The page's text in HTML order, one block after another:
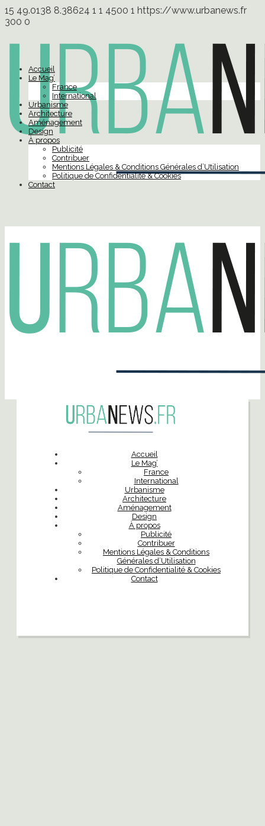
15 49.0138 8.38624 1 1 4500 1 https://www.urbanews.fr
300 0
Accueil
Le Mag’
France
International
Urbanisme
Architecture
Aménagement
Design
À propos
Publicité
Contribuer
Mentions Légales & Conditions Générales d’Utilisation
Politique de Confidentialité & Cookies
Contact
Accueil
Le Mag’
France
International
Urbanisme
Architecture
Aménagement
Design
À propos
Publicité
Contribuer
Mentions Légales & Conditions
Générales d’Utilisation
Politique de Confidentialité & Cookies
Contact